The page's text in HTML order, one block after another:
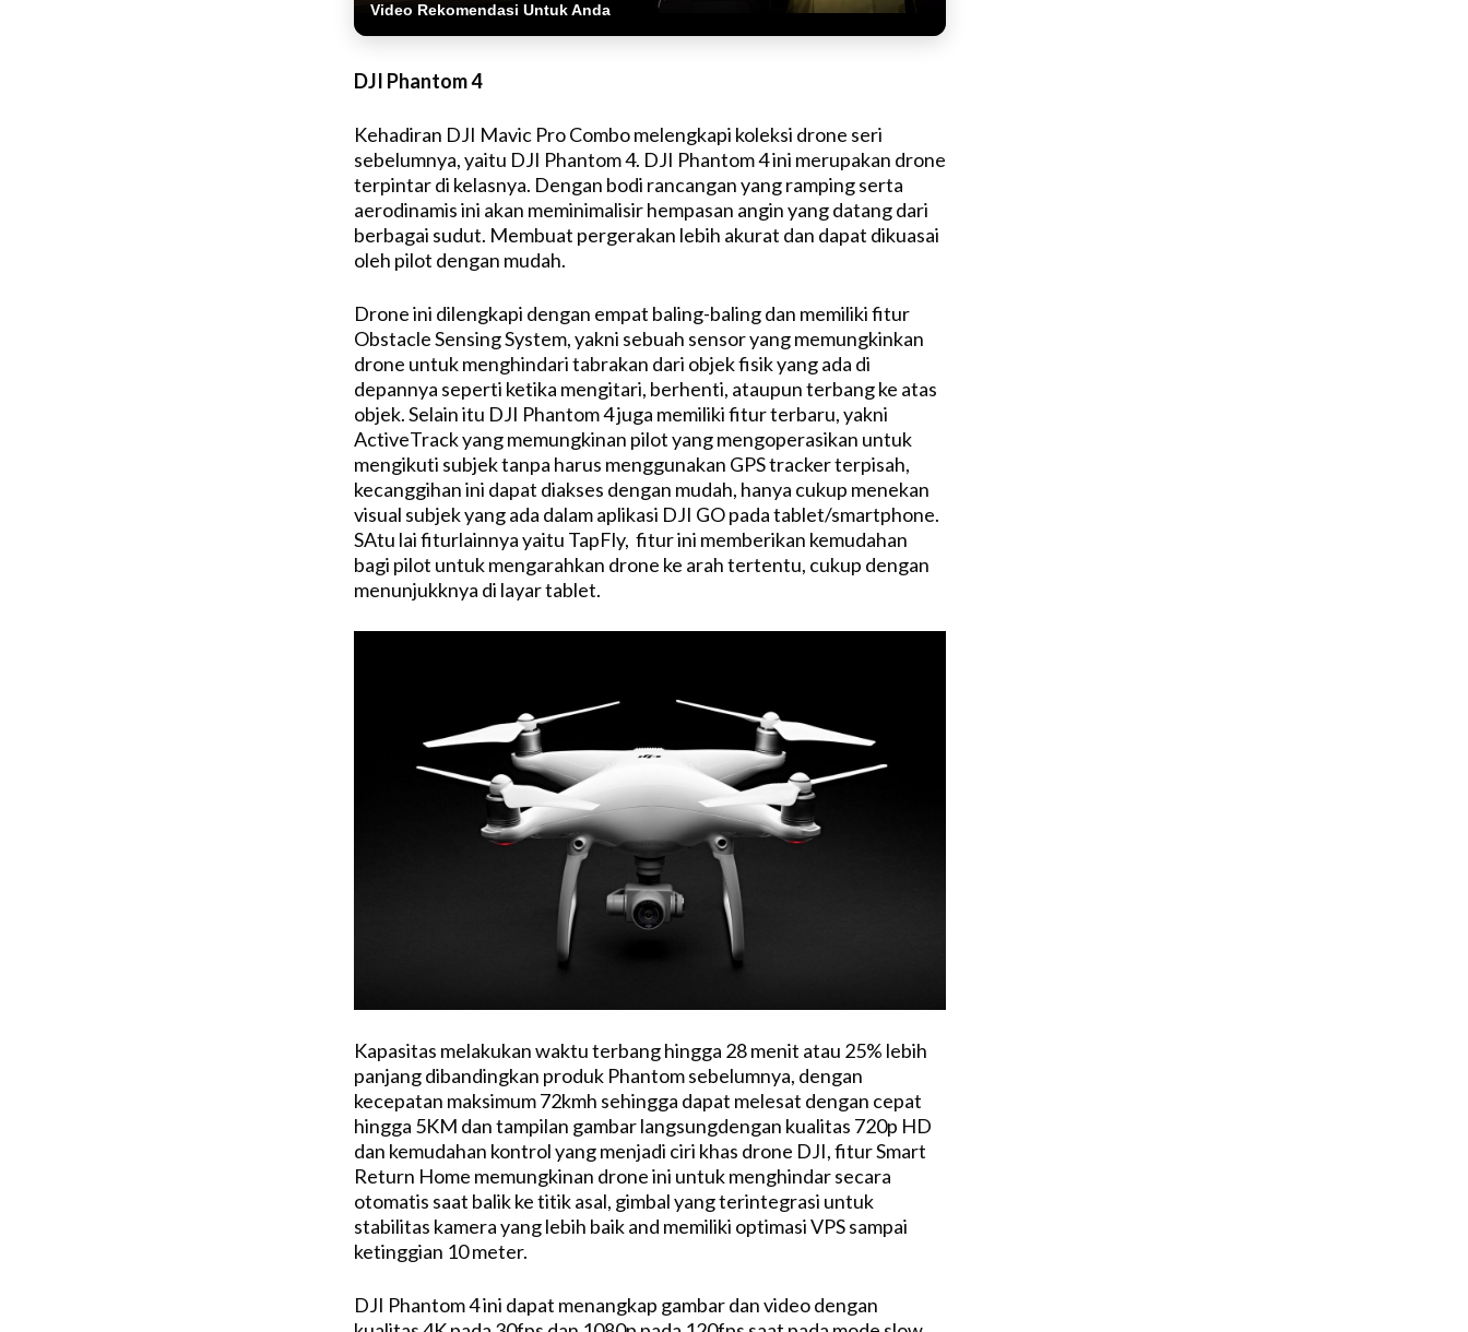
Video Rekomendasi Untuk Anda
DJI Phantom 4
Kehadiran DJI Mavic Pro Combo melengkapi koleksi drone seri
sebelumnya, yaitu DJI Phantom 4. DJI Phantom 4 ini merupakan drone
terpintar di kelasnya. Dengan bodi rancangan yang ramping serta
aerodinamis ini akan meminimalisir hempasan angin yang datang dari
berbagai sudut. Membuat pergerakan lebih akurat dan dapat dikuasai
oleh pilot dengan mudah.
Drone ini dilengkapi dengan empat baling-baling dan memiliki fitur
Obstacle Sensing System, yakni sebuah sensor yang memungkinkan
drone untuk menghindari tabrakan dari objek fisik yang ada di
depannya seperti ketika mengitari, berhenti, ataupun terbang ke atas
objek. Selain itu DJI Phantom 4 juga memiliki fitur terbaru, yakni
ActiveTrack yang memungkinan pilot yang mengoperasikan untuk
mengikuti subjek tanpa harus menggunakan GPS tracker terpisah,
kecanggihan ini dapat diakses dengan mudah, hanya cukup menekan
visual subjek yang ada dalam aplikasi DJI GO pada tablet/smartphone.
SAtu lai fiturlainnya yaitu TapFly, fitur ini memberikan kemudahan
bagi pilot untuk mengarahkan drone ke arah tertentu, cukup dengan
menunjukknya di layar tablet.
Kapasitas melakukan waktu terbang hingga 28 menit atau 25% lebih
panjang dibandingkan produk Phantom sebelumnya, dengan
kecepatan maksimum 72kmh sehingga dapat melesat dengan cepat
hingga 5KM dan tampilan gambar langsungdengan kualitas 720p HD
dan kemudahan kontrol yang menjadi ciri khas drone DJI, fitur Smart
Return Home memungkinan drone ini untuk menghindar secara
otomatis saat balik ke titik asal, gimbal yang terintegrasi untuk
stabilitas kamera yang lebih baik and memiliki optimasi VPS sampai
ketinggian 10 meter.
DJI Phantom 4 ini dapat menangkap gambar dan video dengan